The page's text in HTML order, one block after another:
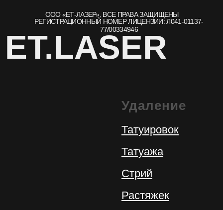
Удаление
Татуировок
Татуажа
Стрий
Растяжек